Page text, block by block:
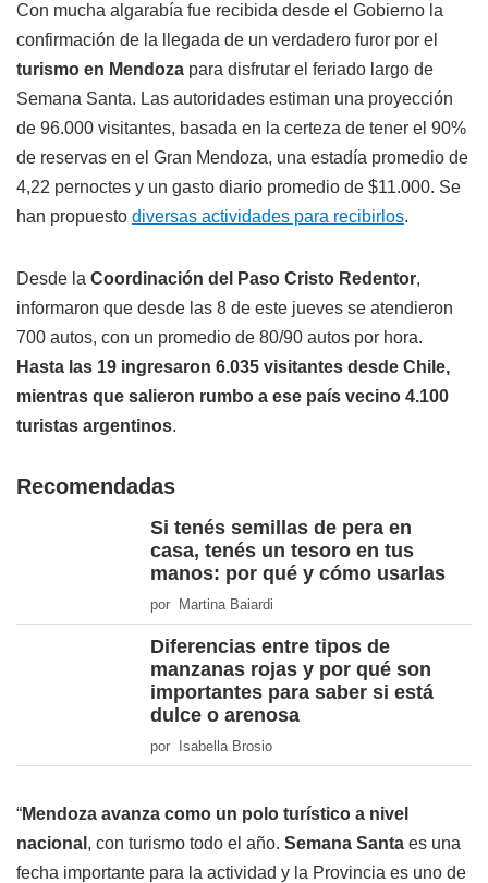
Con mucha algarabía fue recibida desde el Gobierno la
confirmación de la llegada de un verdadero furor por el
turismo en Mendoza para disfrutar el feriado largo de
Semana Santa. Las autoridades estiman una proyección
de 96.000 visitantes, basada en la certeza de tener el 90%
de reservas en el Gran Mendoza, una estadía promedio de
4,22 pernoctes y un gasto diario promedio de $11.000. Se
han propuesto diversas actividades para recibirlos.
Desde la Coordinación del Paso Cristo Redentor,
informaron que desde las 8 de este jueves se atendieron
700 autos, con un promedio de 80/90 autos por hora.
Hasta las 19 ingresaron 6.035 visitantes desde Chile,
mientras que salieron rumbo a ese país vecino 4.100
turistas argentinos.
Recomendadas
Si tenés semillas de pera en
casa, tenés un tesoro en tus
manos: por qué y cómo usarlas
por Martina Baiardi
Diferencias entre tipos de
manzanas rojas y por qué son
importantes para saber si está
dulce o arenosa
por Isabella Brosio
“Mendoza avanza como un polo turístico a nivel
nacional , con turismo todo el año. Semana Santa es una
fecha importante para la actividad y la Provincia es uno de